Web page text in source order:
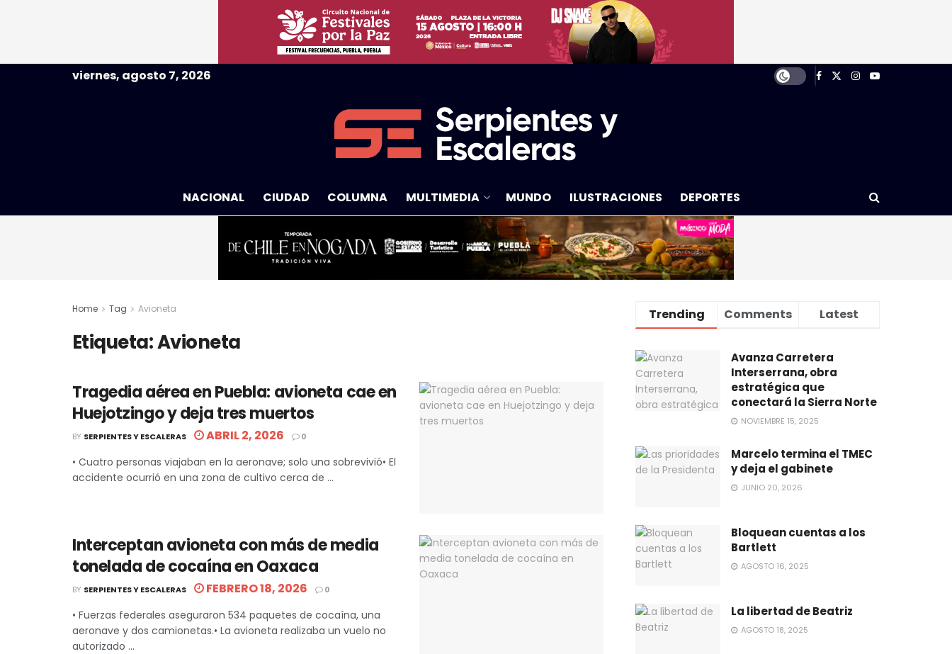
viernes, agosto 7, 2026
NACIONAL CIUDAD COLUMNA MULTIMEDIA MUNDO ILUSTRACIONES DEPORTES
Home Tag Avioneta
Etiqueta:Avioneta
Tragedia aérea en Puebla: avioneta cae en
Huejotzingo y deja tres muertos
BY SERPIENTES Y ESCALERAS ABRIL 2, 2026 0
• Cuatro personas viajaban en la aeronave; solo una sobrevivió• El
accidente ocurrió en una zona de cultivo cerca de ...
Interceptan avioneta con más de media
tonelada de cocaína en Oaxaca
BY SERPIENTES Y ESCALERAS FEBRERO 18, 2026 0
• Fuerzas federales aseguraron 534 paquetes de cocaína, una
aeronave y dos camionetas.• La avioneta realizaba un vuelo no
autorizado ...
Trending Comments Latest
Avanza Carretera
Interserrana, obra
estratégica que
conectará la Sierra Norte
NOVIEMBRE 15, 2025
Marcelo termina el TMEC
y deja el gabinete
JUNIO 20, 2026
Bloquean cuentas a los
Bartlett
AGOSTO 16, 2025
La libertad de Beatriz
AGOSTO 18, 2025